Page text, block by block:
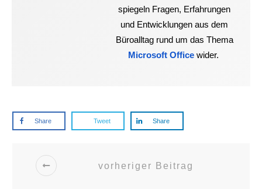
spiegeln Fragen, Erfahrungen
und Entwicklungen aus dem
Büroalltag rund um das Thema
Microsoft Office wider.
Share Tweet Share
vorheriger Beitrag